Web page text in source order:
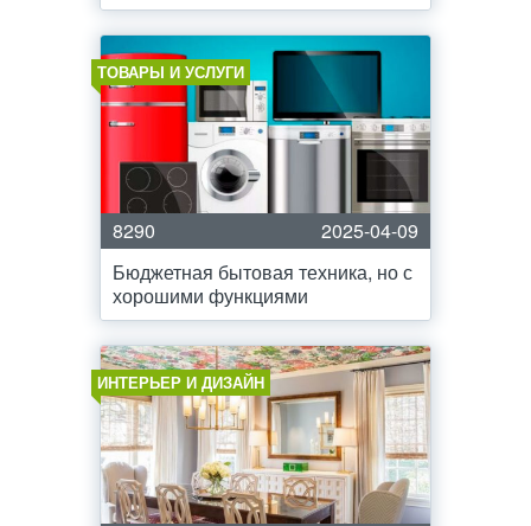
ТОВАРЫ И УСЛУГИ
8290
2025-04-09
Бюджетная бытовая техника, но с
хорошими функциями
ИНТЕРЬЕР И ДИЗАЙН